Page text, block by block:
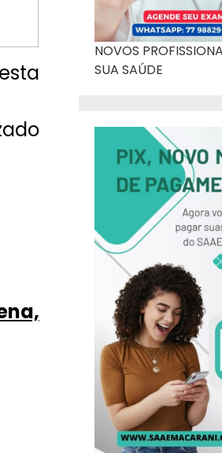
NOVOS
SUA SAÚDE